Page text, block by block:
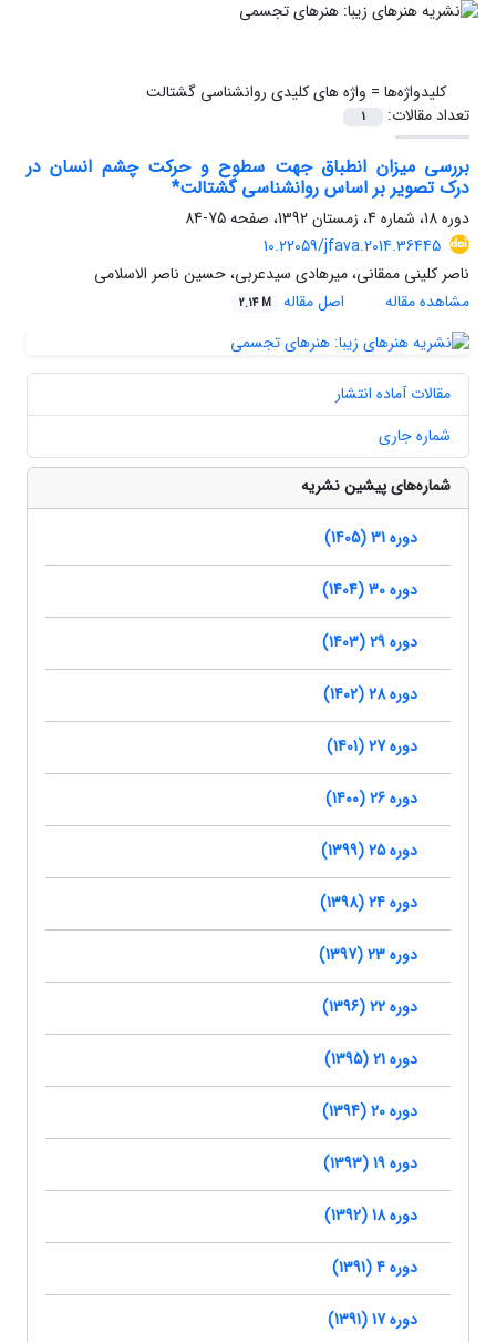
کلیدواژه‌ها = واژه های کلیدی روانشناسی گشتالت
تعداد مقالات:
1
بررسی میزان انطباق جهت سطوح و حرکت چشم انسان در
درک تصویر بر اساس روانشناسی گشتالت*
دوره 18، شماره 4، زمستان 1392، صفحه
75-84
10.22059/jfava.2014.36445
ناصر کلینی ممقانی، میرهادی سیدعربی، حسین ناصر الاسلامی
مشاهده مقاله
اصل مقاله 2.14 M
مقالات آماده انتشار
شماره جاری
شماره‌های پیشین نشریه
دوره 31 (1405)
دوره 30 (1404)
دوره 29 (1403)
دوره 28 (1402)
دوره 27 (1401)
دوره 26 (1400)
دوره 25 (1399)
دوره 24 (1398)
دوره 23 (1397)
دوره 22 (1396)
دوره 21 (1395)
دوره 20 (1394)
دوره 19 (1393)
دوره 18 (1392)
دوره 4 (1391)
دوره 17 (1391)